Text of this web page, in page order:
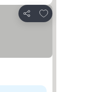
Jaa
Lisää suosikkeihin